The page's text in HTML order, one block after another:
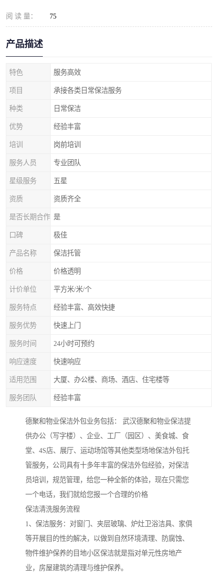
阅 读 量： 75
产品描述
特色 服务高效
项目 承接各类日常保洁服务
种类 日常保洁
优势 经验丰富
培训 岗前培训
服务人员 专业团队
星级服务 五星
资质 资质齐全
是否长期合作 是
口碑 极佳
产品名称 保洁托管
价格 价格透明
计价单位 平方米/米/个
服务特点 经验丰富、高效快捷
服务优势 快速上门
服务时间 24小时可预约
响应速度 快速响应
适用范围 大厦、办公楼、商场、酒店、住宅楼等
服务团队 经验丰富
德聚和物业保洁外包业务包括： 武汉德聚和物业保洁提
供办公（写字楼）、企业、工厂（园区）、美食城、食
堂、4S店、展厅、运动场馆等其他类型场地保洁外包托
管服务，公司具有十多年丰富的保洁外包经验，对保洁
员培训，规范管理，给您一种全新的体验，现在只需您
一个电话，我们就给您报一个合理的价格
保洁清洗服务流程
1、保洁服务：对窗门、夹层玻璃、炉灶卫浴洁具、家俱
等开展目的性的解决，以做到自然环境清理、防腐蚀、
物件维护保养的目地小区保洁就是指对单元性房地产
业，房屋建筑的清理与维护保养。